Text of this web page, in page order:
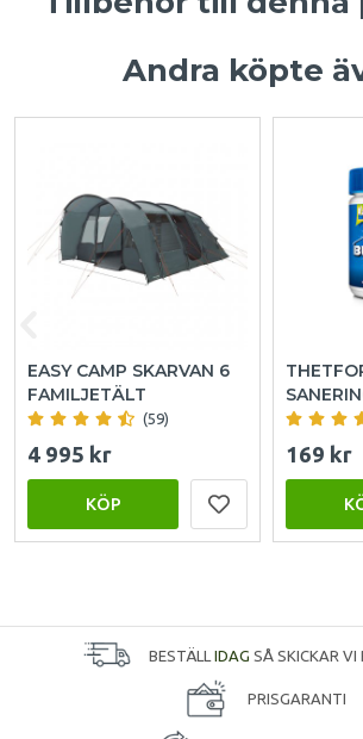
Andra köpte
EASY CAMP SKARVAN 6
FAMILJETÄLT
(59)
4 995 kr
KÖP
169 kr
BESTÄLL IDAG SÅ SKICKAR VI
PRISGARANTI